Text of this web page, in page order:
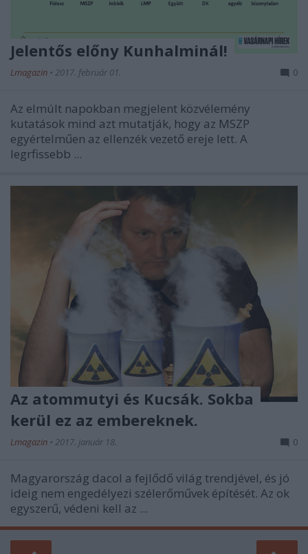
Jelentős előny Kunhalminál!
Lmagazin • 2017. február 01. 0
Az elmúlt napokban megjelent közvélemény
kutatások mind azt mutatják, hogy az MSZP
egyértelműen az ellenzék vezető ereje lett. A
legrfissebb ...
Az atommutyi és Kucsák. Sokba
kerül ez az embereknek.
Lmagazin • 2017. január 18. 0
Magyarország dacol a fejlődő világ trendjével, és jó
ideig nem engedélyezi szélerőművek építését. Az ok
egyszerű, védeni kell az ...